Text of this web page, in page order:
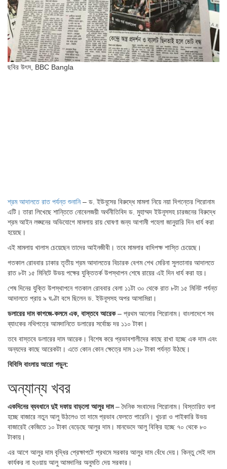
ছবির উৎস, BBC Bangla
শ্রম আদালতে রাত পর্যন্ত শুনানি– ড. ইউনূসের বিরুদ্ধে মামলা নিয়ে নয়া দিগন্তের শিরোনাম
এটি। তারা লিখেছে শান্তিতে নোবেলজয়ী অর্থনীতিবিদ ড. মুহাম্মদ ইউনূসসহ চারজনের বিরুদ্ধে
শ্রম আইন লঙ্ঘনের অভিযোগে মামলায় রায় ঘোষণা জন্য আগামী পহেলা জানুয়ারি দিন ধার্য করা
হয়েছে।
এই মামলায় খালাস চেয়েছেন তাদের আইনজীবী। তবে মামলার বাদিপক্ষ শাস্তি চেয়েছে।
গতকাল রোববার ঢাকার তৃতীয় শ্রম আদালতের বিচারক বেগম শেখ মেরিনা সুলতানার আদালতে
রাত ৮টা ১৫ মিনিটে উভয় পক্ষের যুক্তিতর্ক উপস্থাপন শেষে রায়ের এই দিন ধার্য করা হয়।
শেষ দিনের যুক্তি উপস্থাপনে গতকাল রোববার বেলা ১১টা ৩০ থেকে রাত ৮টা ১৫ মিনিট পর্যন্ত
আদালতে প্রায় ৯ ঘণ্টা বসে ছিলেন ড. ইউনূসসহ অপর আসামিরা।
ডলারের দাম কাগজে-কলমে এক, বাস্তবে আরেক– প্রথম আলোর শিরোনাম। বাংলাদেশে সব
ব্যাংকের নথিপত্রে আমদানিতে ডলারের সর্বোচ্চ দর ১১০ টাকা।
তবে বাস্তবে ডলারের দাম আরেক। বিশেষ করে প্রভাবশালীদের কাছে রাখা হচ্ছে এক দাম এবং
অন্যদের কাছে আরেকটা। এতে কোন কোন ক্ষেত্রে দাম ১২৮ টাকা পর্যন্ত উঠছে।
বিবিসি বাংলায় আরো পড়ুন:
অন্যান্য খবর
একদিনের ব্যবধানে দুই দফায় বাড়লো আলুর দাম– দৈনিক সংবাদের শিরোনাম। বিস্তারিত বলা
হচ্ছে বাজারে নতুন আলু উঠলেও তা দামে প্রভাব ফেলতে পারেনি। খুচরা ও পাইকারি উভয়
বাজারেই কেজিতে ১০ টাকা বেড়েছে আলুর দাম। মানভেদে আলু বিক্রি হচ্ছে ৭০ থেকে ৮০
টাকায়।
এর আগে আলুর দাম বৃদ্ধির প্রেক্ষাপটে প্রথমে সরকার আলুর দাম বেঁধে দেয়। কিন্তু সেই দাম
কার্যকর না হওয়ায় আলু আমদানির অনুমতি দেয় সরকার।